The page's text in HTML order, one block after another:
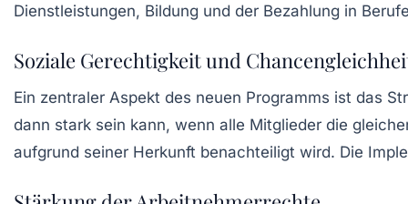
Dienstleistungen, Bildung und der Bezahlung in
Soziale Gerechtigkeit und
Ein zentraler Aspekt des neuen Programms ist das
dann stark sein kann, wenn alle Mitglieder die
aufgrund seiner Herkunft benachteiligt wird. Die